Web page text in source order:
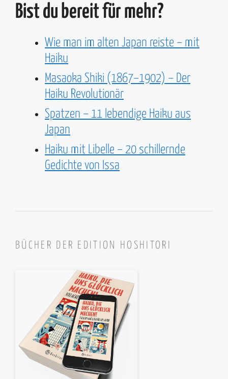
Bist du bereit für mehr?
Wie man im alten Japan reiste – mit
Haiku
Masaoka Shiki (1867–1902) – Der
Haiku Revolutionär
Spatzen – 11 lebendige Haiku aus
Japan
Haiku mit Libelle – 20 schillernde
Gedichte von Issa
BÜCHER DER EDITION HOSHITORI